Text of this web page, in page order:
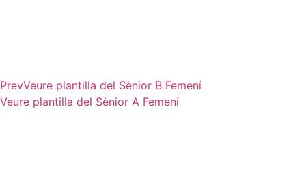
PrevVeure plantilla del Sènior B Femení
Veure plantilla del Sènior A Femení